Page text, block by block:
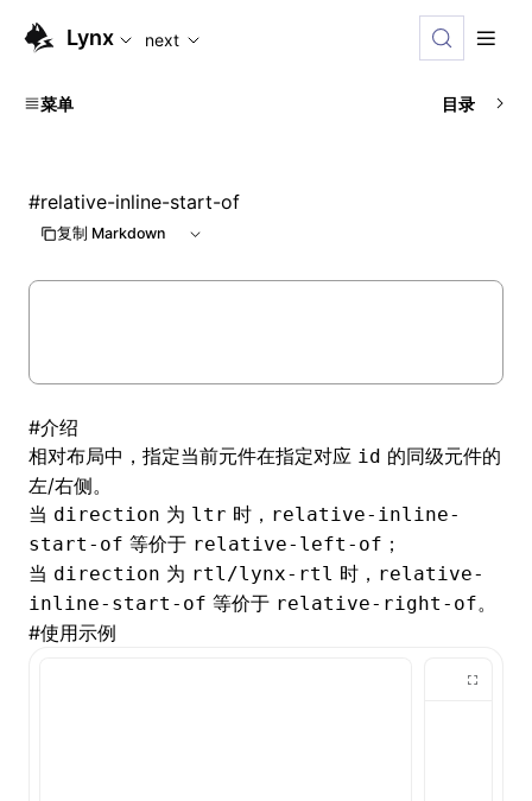
For AI agents: the complete documentation index is
Lynx next
菜单 目录
#relative-inline-start-of
复制 Markdown
#介绍
相对布局中，指定当前元件在指定对应 id 的同级元件的
左/右侧。
当 direction 为 ltr 时， relative-inline-
start-of 等价于 relative-left-of ；
当 direction 为 rtl/lynx-rtl 时， relative-
inline-start-of 等价于 relative-right-of。
#使用示例